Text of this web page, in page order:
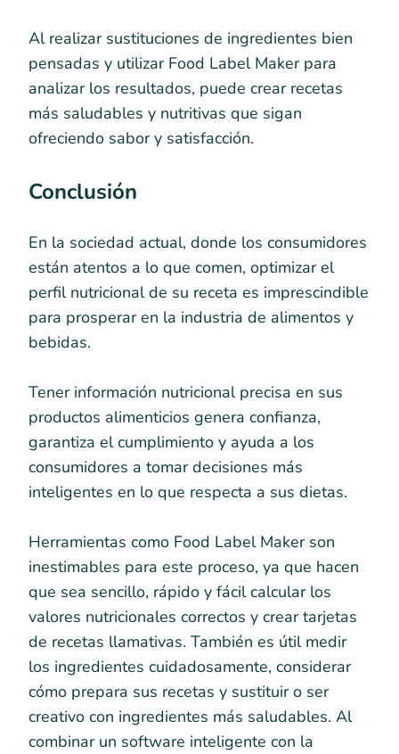
Al realizar sustituciones de ingredientes bien
pensadas y utilizar Food Label Maker para
analizar los resultados, puede crear recetas
más saludables y nutritivas que sigan
ofreciendo sabor y satisfacción.
Conclusión
En la sociedad actual, donde los consumidores
están atentos a lo que comen, optimizar el
perfil nutricional de su receta es imprescindible
para prosperar en la industria de alimentos y
bebidas.
Tener información nutricional precisa en sus
productos alimenticios genera confianza,
garantiza el cumplimiento y ayuda a los
consumidores a tomar decisiones más
inteligentes en lo que respecta a sus dietas.
Herramientas como Food Label Maker son
inestimables para este proceso, ya que hacen
que sea sencillo, rápido y fácil calcular los
valores nutricionales correctos y crear tarjetas
de recetas llamativas. También es útil medir
los ingredientes cuidadosamente, considerar
cómo prepara sus recetas y sustituir o ser
creativo con ingredientes más saludables. Al
combinar un software inteligente con la